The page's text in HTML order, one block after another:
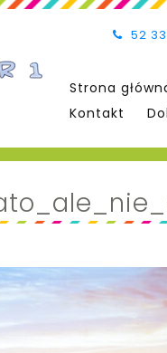
52
Strona
Kontakt